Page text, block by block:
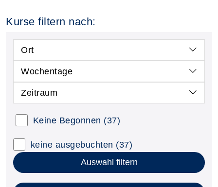
Kurse filtern nach:
Ort
Wochentage
Zeitraum
Kursstatus auswählen
Keine Begonnen (37)
Nur neue Kurse anzeigen
Kurse mit freien Plätzen anzeigen
keine ausgebuchten (37)
Auswahl filtern